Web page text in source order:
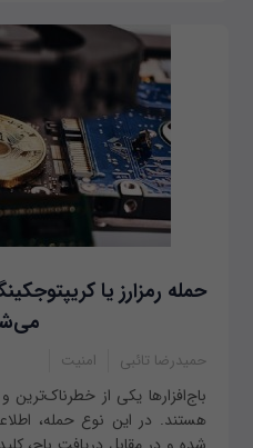
حمله رمزارز یا
حمیدرضا تائبی امنیت
باج‌افزارها یکی از
هستند. در این نوع حمله‌،